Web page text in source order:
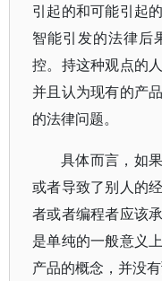
引起的和可能引起
智能引发的法律后
控。持这种观点的
并且认为现有的产
的法律问题。
具体而言，如
或者导致了别人的
者或者编程者应该
是单纯的一般意义
产品的概念，并没